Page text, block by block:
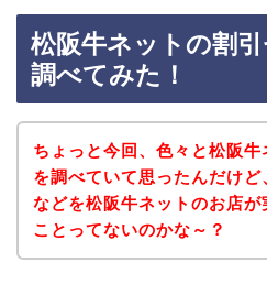
松阪牛ネットの割
調べてみた！
ちょっと今回、色々と松阪牛
を調べていて思ったんだけど
などを松阪牛ネットのお店が
ことってないのかな～？